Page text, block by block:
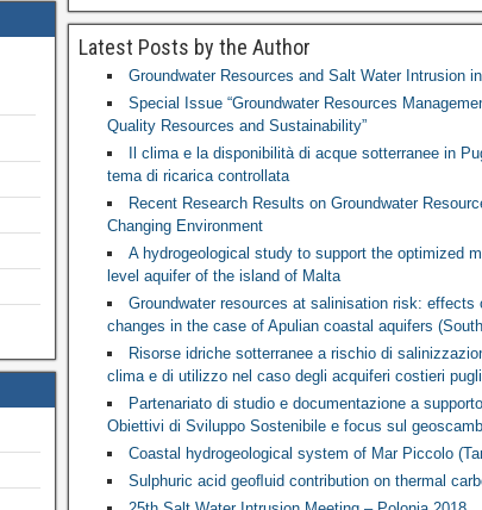
Latest Posts by the Author
Groundwater Resources and Salt Water Intrusion
Special Issue “Groundwater Resources
Quality Resources and Sustainability”
Il clima e la disponibilità di acque sotterranee in
tema di ricarica controllata
Recent Research Results on Groundwater
Changing Environment
A hydrogeological study to support the optimized
level aquifer of the island of Malta
Groundwater resources at salinisation risk:
changes in the case of Apulian coastal aquifers
Risorse idriche sotterranee a rischio di
clima e di utilizzo nel caso degli acquiferi costieri
Partenariato di studio e documentazione a
Obiettivi di Sviluppo Sostenibile e focus sul
Coastal hydrogeological system of Mar Piccolo
Sulphuric acid geoﬂuid contribution on thermal